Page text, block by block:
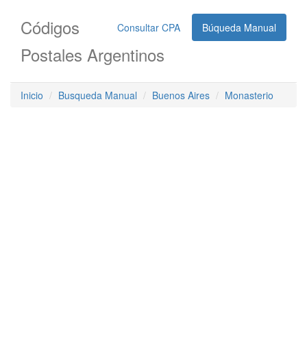
Consultar CPA Búqueda Manual
Códigos
Postales Argentinos
Inicio Busqueda Manual Buenos Aires Monasterio